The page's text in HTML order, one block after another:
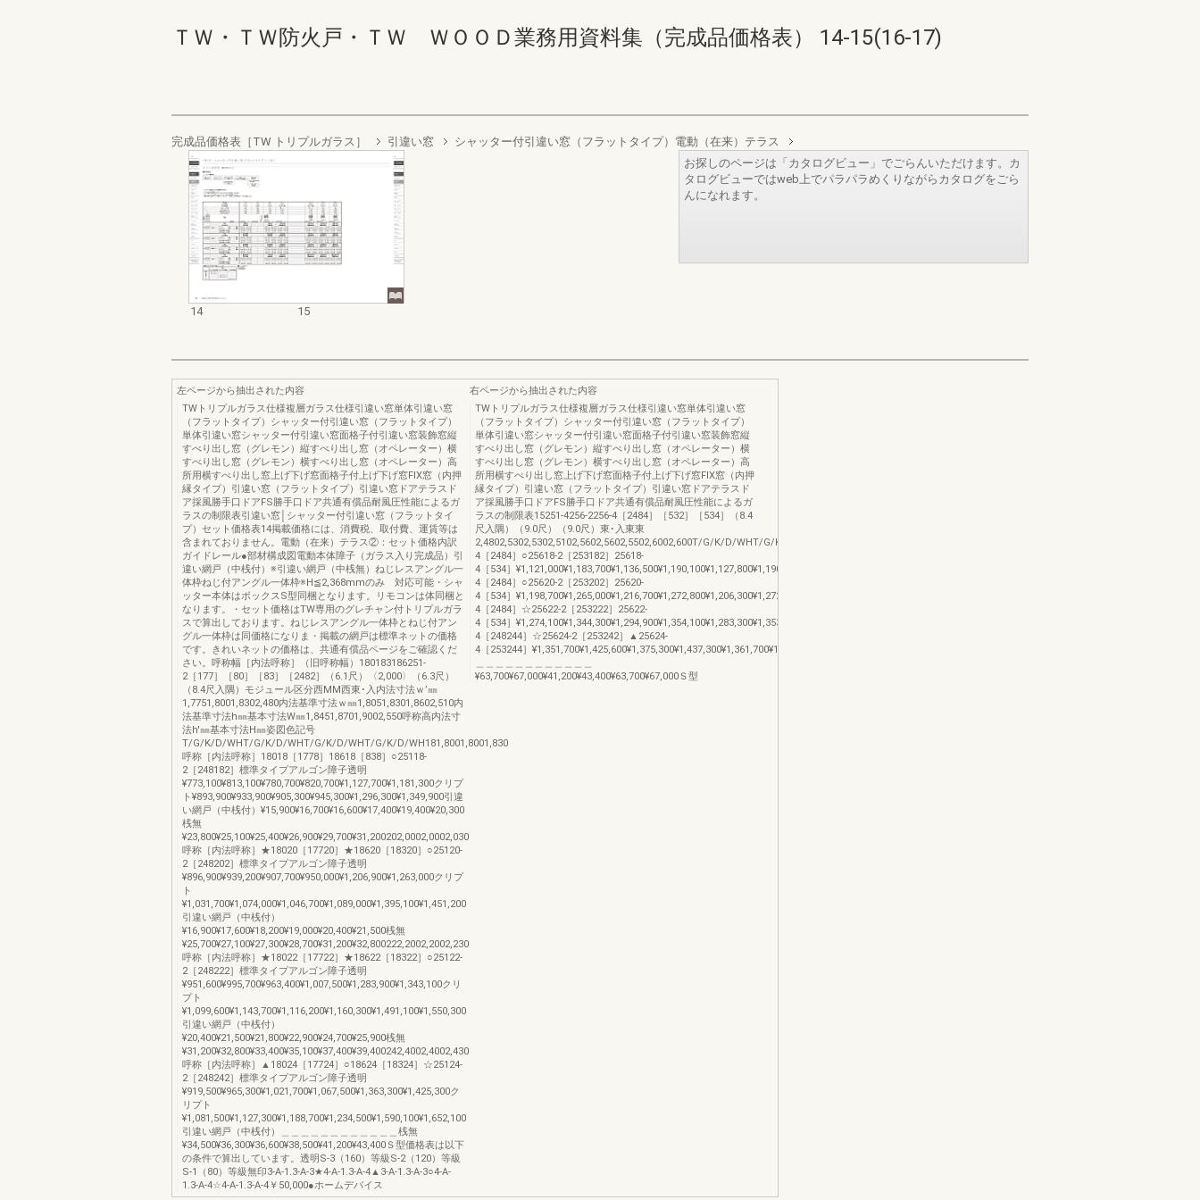
ＴＷ・ＴＷ防火戸・ＴＷ ＷＯＯＤ業務用資料集（完成品価格表） 14-15(16-17)
完成品価格表［TW トリプルガラス］ 引違い窓 シャッター付引違い窓（フラットタイプ）電動（在来）テラス
14 15
お探しのページは「カタログビュー」でごらんいただけます。カ
タログビューではweb上でパラパラめくりながらカタログをごら
んになれます。
左ページから抽出された内容
TWトリプルガラス仕様複層ガラス仕様引違い窓単体引違い窓
（フラットタイプ）シャッター付引違い窓（フラットタイプ）
単体引違い窓シャッター付引違い窓面格子付引違い窓装飾窓縦
すべり出し窓（グレモン）縦すべり出し窓（オペレーター）横
すべり出し窓（グレモン）横すべり出し窓（オペレーター）高
所用横すべり出し窓上げ下げ窓面格子付上げ下げ窓FIX窓（内押
縁タイプ）引違い窓（フラットタイプ）引違い窓ドアテラスド
ア採風勝手口ドアFS勝手口ドア共通有償品耐風圧性能によるガ
ラスの制限表引違い窓│シャッター付引違い窓（フラットタイ
プ）セット価格表14掲載価格には、消費税、取付費、運賃等は
含まれておりません。電動（在来）テラス②：セット価格内訳
ガイドレール●部材構成図電動本体障子（ガラス入り完成品）引
違い網戸（中桟付）※引違い網戸（中桟無）ねじレスアングル一
体枠ねじ付アングル一体枠※H≦2,368mmのみ 対応可能・シャ
ッター本体はボックスS型同梱となります。リモコンは体同梱と
なります。・セット価格はTW専用のグレチャン付トリプルガラ
スで算出しております。ねじレスアングル一体枠とねじ付アン
グル一体枠は同価格になりま・掲載の網戸は標準ネットの価格
です。きれいネットの価格は、共通有償品ページをご確認くだ
さい。呼称幅［内法呼称］（旧呼称幅）180183186251-
2［177］［80］［83］［2482］（6.1尺）〈2,000〉（6.3尺）
（8.4尺入隅）モジュール区分西MM西東･入内法寸法ｗ’㎜
1,7751,8001,8302,480内法基準寸法ｗ㎜1,8051,8301,8602,510内
法基準寸法h㎜基本寸法W㎜1,8451,8701,9002,550呼称高内法寸
法h'㎜基本寸法H㎜姿図色記号
T/G/K/D/WHT/G/K/D/WHT/G/K/D/WHT/G/K/D/WH181,8001,8001,830
呼称［内法呼称］18018［1778］18618［838］○25118-
2［248182］標準タイプアルゴン障子透明
¥773,100¥813,100¥780,700¥820,700¥1,127,700¥1,181,300クリプ
ト¥893,900¥933,900¥905,300¥945,300¥1,296,300¥1,349,900引違
い網戸（中桟付）¥15,900¥16,700¥16,600¥17,400¥19,400¥20,300
桟無
¥23,800¥25,100¥25,400¥26,900¥29,700¥31,200202,0002,0002,030
呼称［内法呼称］★18020［17720］★18620［18320］○25120-
2［248202］標準タイプアルゴン障子透明
¥896,900¥939,200¥907,700¥950,000¥1,206,900¥1,263,000クリプ
ト
¥1,031,700¥1,074,000¥1,046,700¥1,089,000¥1,395,100¥1,451,200
引違い網戸（中桟付）
¥16,900¥17,600¥18,200¥19,000¥20,400¥21,500桟無
¥25,700¥27,100¥27,300¥28,700¥31,200¥32,800222,2002,2002,230
呼称［内法呼称］★18022［17722］★18622［18322］○25122-
2［248222］標準タイプアルゴン障子透明
¥951,600¥995,700¥963,400¥1,007,500¥1,283,900¥1,343,100クリ
プト
¥1,099,600¥1,143,700¥1,116,200¥1,160,300¥1,491,100¥1,550,300
引違い網戸（中桟付）
¥20,400¥21,500¥21,800¥22,900¥24,700¥25,900桟無
¥31,200¥32,800¥33,400¥35,100¥37,400¥39,400242,4002,4002,430
呼称［内法呼称］▲18024［17724］○18624［18324］☆25124-
2［248242］標準タイプアルゴン障子透明
¥919,500¥965,300¥1,021,700¥1,067,500¥1,363,300¥1,425,300ク
リプト
¥1,081,500¥1,127,300¥1,188,700¥1,234,500¥1,590,100¥1,652,100
引違い網戸（中桟付）＿＿＿＿＿＿＿＿＿＿＿＿桟無
¥34,500¥36,300¥36,600¥38,500¥41,200¥43,400Ｓ型価格表は以下
の条件で算出しています。透明S-3（160）等級S-2（120）等級
S-1（80）等級無印3-A-1.3-A-3★4-A-1.3-A-4▲3-A-1.3-A-3○4-A-
1.3-A-4☆4-A-1.3-A-4￥50,000●ホームデバイス
右ページから抽出された内容
TWトリプルガラス仕様複層ガラス仕様引違い窓単体引違い窓
（フラットタイプ）シャッター付引違い窓（フラットタイプ）
単体引違い窓シャッター付引違い窓面格子付引違い窓装飾窓縦
すべり出し窓（グレモン）縦すべり出し窓（オペレーター）横
すべり出し窓（グレモン）横すべり出し窓（オペレーター）高
所用横すべり出し窓上げ下げ窓面格子付上げ下げ窓FIX窓（内押
縁タイプ）引違い窓（フラットタイプ）引違い窓ドアテラスド
ア採風勝手口ドアFS勝手口ドア共通有償品耐風圧性能によるガ
ラスの制限表15251-4256-2256-4［2484］［532］［534］（8.4
尺入隅）（9.0尺）（9.0尺）東･入東東
2,4802,5302,5302,5102,5602,5602,5502,6002,600T/G/K/D/WHT/G/K/D/WHT/G/K/D/WH25118-
4［2484］○25618-2［253182］25618-
4［534］
4［2484］○25620-2［253202］25620-
4［534］
4［2484］☆25622-2［253222］25622-
4［534］
4［248244］☆25624-2［253242］▲25624-
4［253244］¥1,351,700¥1,425,600¥1,375,300¥1,437,300¥1,361,700¥1,435,600¥1,574,900¥1,648,800¥1,606,900¥1,668,900¥1,589,700¥1,663,600
¥63,700¥67,000¥41,200¥43,400¥63,700¥67,000Ｓ型